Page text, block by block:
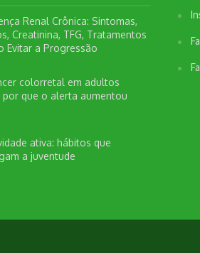
Renal Crônica: Sintomas,
Creatinina, TFG, Tratamentos
Evitar a Progressão
colorretal em adultos
por que o alerta aumentou
ativa: hábitos que
a juventude